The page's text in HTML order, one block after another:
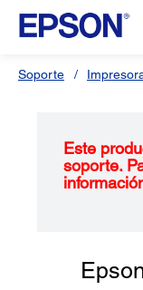
Soporte
Este
soporte.